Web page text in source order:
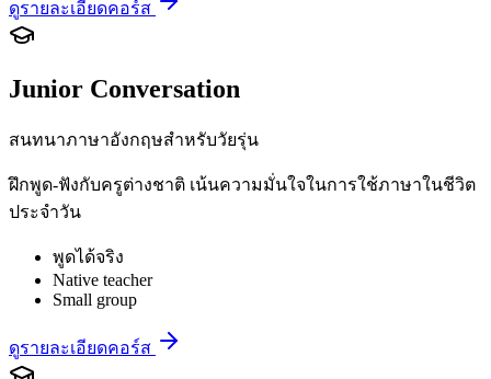
ดูรายละเอียดคอร์ส
Junior Conversation
สนทนาภาษาอังกฤษสำหรับวัยรุ่น
ฝึกพูด-ฟังกับครูต่างชาติ เน้นความมั่นใจในการใช้ภาษาในชีวิต
ประจำวัน
พูดได้จริง
Native teacher
Small group
ดูรายละเอียดคอร์ส